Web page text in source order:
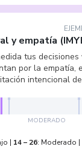
y empatía (
tus decisiones
por la empatía,
intencional
MODERADO
| 14– 26: Moderado |